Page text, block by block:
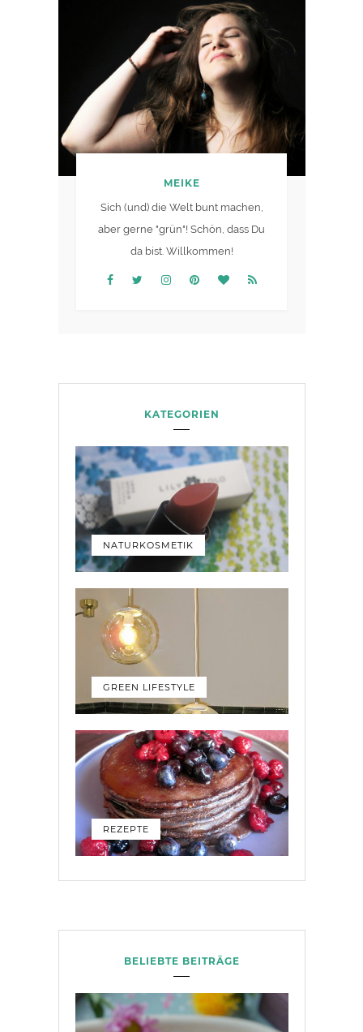
MEIKE
Sich (und) die Welt bunt machen,
aber gerne "grün"! Schön, dass Du
da bist. Willkommen!
KATEGORIEN
NATURKOSMETIK
GREEN LIFESTYLE
REZEPTE
BELIEBTE BEITRÄGE